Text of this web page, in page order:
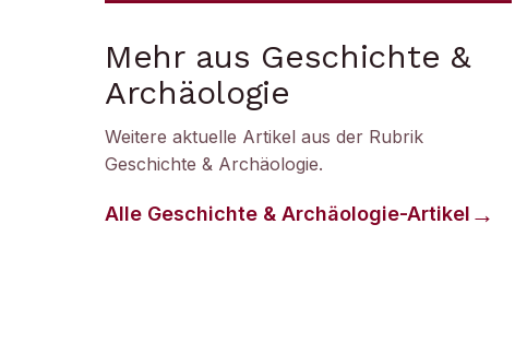
Mehr aus Geschichte &
Archäologie
Weitere aktuelle Artikel aus der Rubrik
Geschichte & Archäologie.
Alle Geschichte & Archäologie-Artikel